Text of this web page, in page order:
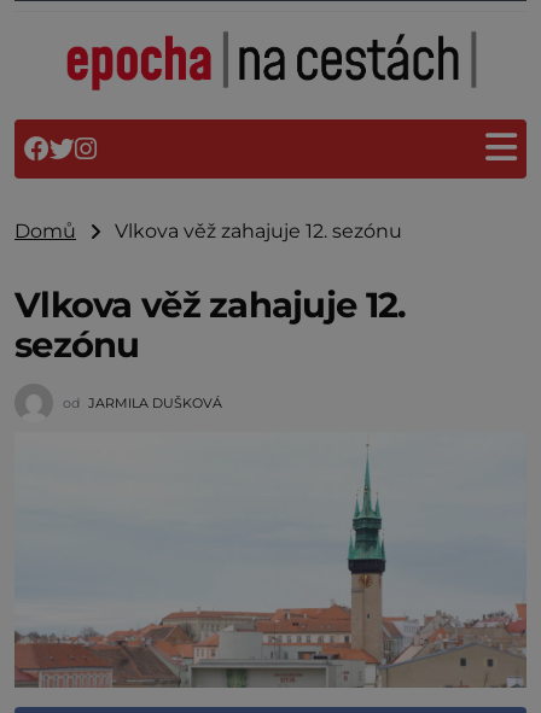
Domů Vlkova věž zahajuje 12. sezónu
Vlkova věž zahajuje 12.
sezónu
od JARMILA DUŠKOVÁ